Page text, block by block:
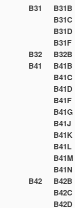
B31 B31B
B31C
B31D
B31F
B32 B32B
B41 B41B
B41C
B41D
B41F
B41G
B41J
B41K
B41L
B41M
B41N
B42 B42B
B42C
B42D